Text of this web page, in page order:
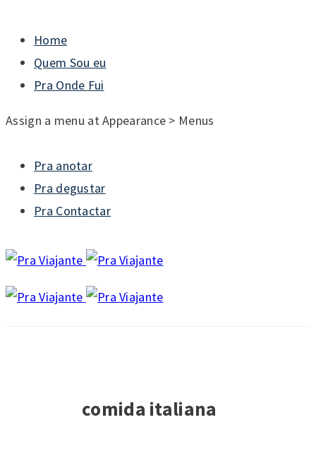
Home
Quem Sou eu
Pra Onde Fui
Assign a menu at Appearance > Menus
Pra anotar
Pra degustar
Pra Contactar
comida italiana